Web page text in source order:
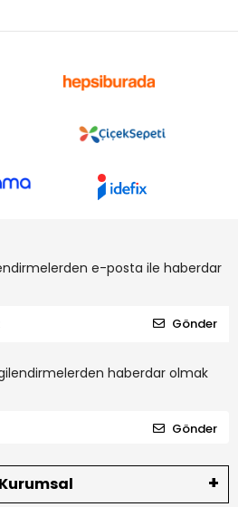
e-posta ile haberdar
Gönder
haberdar olmak
Gönder
Kurumsal